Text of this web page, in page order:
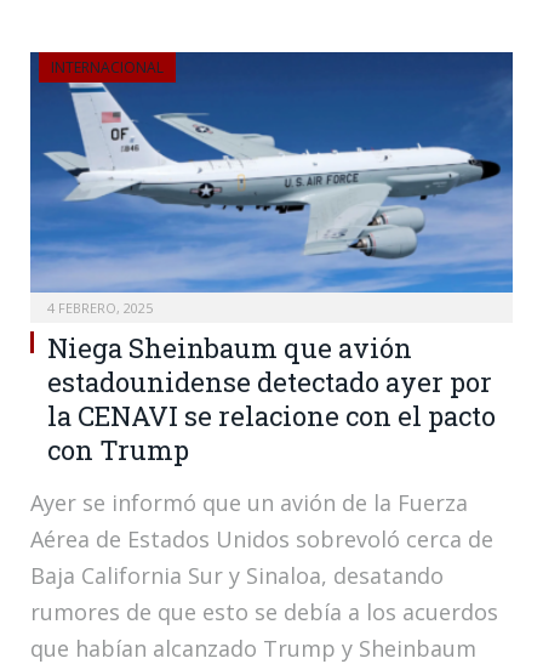
INTERNACIONAL
4 FEBRERO, 2025
Niega Sheinbaum que avión
estadounidense detectado ayer por
la CENAVI se relacione con el pacto
con Trump
Ayer se informó que un avión de la Fuerza
Aérea de Estados Unidos sobrevoló cerca de
Baja California Sur y Sinaloa, desatando
rumores de que esto se debía a los acuerdos
que habían alcanzado Trump y Sheinbaum